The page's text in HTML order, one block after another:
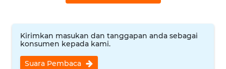
Kirimkan masukan dan tanggapan anda sebagai
konsumen kepada kami.
Suara Pembaca
WN